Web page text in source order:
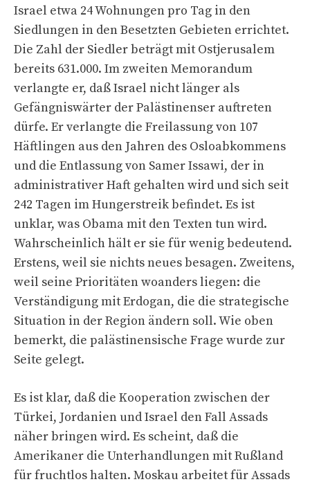
Israel etwa 24 Wohnungen pro Tag in den
Siedlungen in den Besetzten Gebieten errichtet.
Die Zahl der Siedler beträgt mit Ostjerusalem
bereits 631.000. Im zweiten Memorandum
verlangte er, daß Israel nicht länger als
Gefängniswärter der Palästinenser auftreten
dürfe. Er verlangte die Freilassung von 107
Häftlingen aus den Jahren des Osloabkommens
und die Entlassung von Samer Issawi, der in
administrativer Haft gehalten wird und sich seit
242 Tagen im Hungerstreik befindet. Es ist
unklar, was Obama mit den Texten tun wird.
Wahrscheinlich hält er sie für wenig bedeutend.
Erstens, weil sie nichts neues besagen. Zweitens,
weil seine Prioritäten woanders liegen: die
Verständigung mit Erdogan, die die strategische
Situation in der Region ändern soll. Wie oben
bemerkt, die palästinensische Frage wurde zur
Seite gelegt.
Es ist klar, daß die Kooperation zwischen der
Türkei, Jordanien und Israel den Fall Assads
näher bringen wird. Es scheint, daß die
Amerikaner die Unterhandlungen mit Rußland
für fruchtlos halten. Moskau arbeitet für Assads